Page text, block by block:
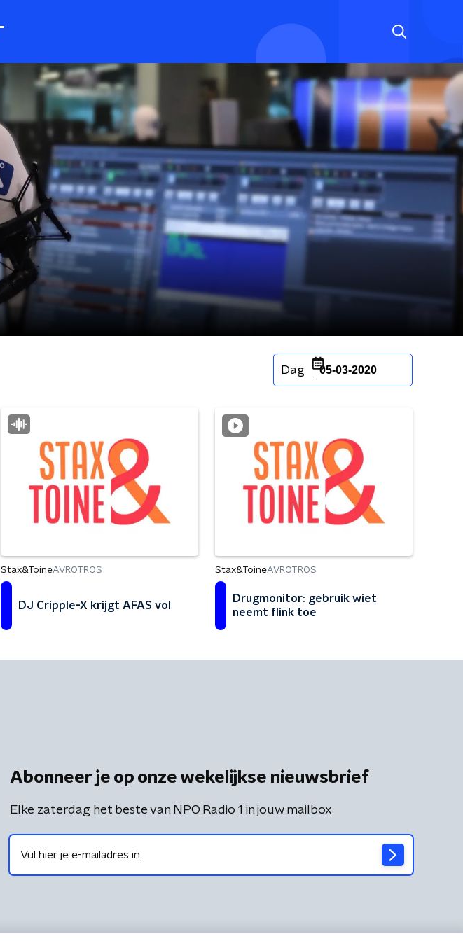
Dag 05-03-2020
Stax&ToineAVROTROS
DJ Cripple-X krijgt AFAS vol
Stax&ToineAVROTROS
Drugmonitor: gebruik wiet
neemt flink toe
Abonneer je op onze wekelijkse nieuwsbrief
Elke zaterdag het beste van NPO Radio 1 in jouw mailbox